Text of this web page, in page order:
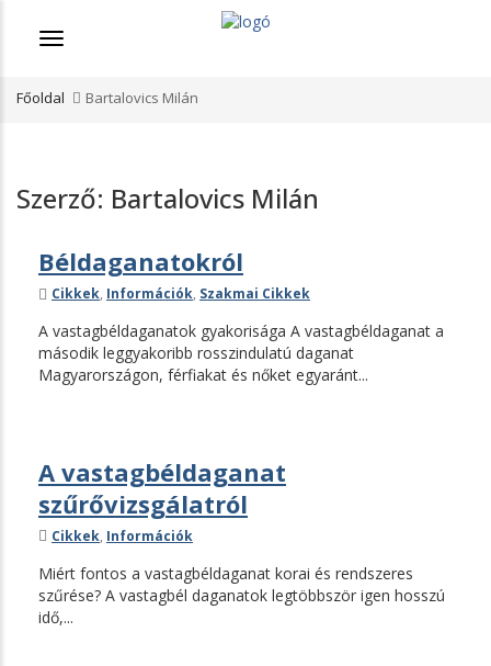
Menü
Főoldal Bartalovics Milán
Szerző: Bartalovics Milán
Béldaganatokról
Kategóriák
Cikkek, Információk, Szakmai Cikkek
A vastagbéldaganatok gyakorisága A vastagbéldaganat a
második leggyakoribb rosszindulatú daganat
Magyarországon, férfiakat és nőket egyaránt...
A vastagbéldaganat
szűrővizsgálatról
Kategóriák
Cikkek, Információk
Miért fontos a vastagbéldaganat korai és rendszeres
szűrése? A vastagbél daganatok legtöbbször igen hosszú
idő,...